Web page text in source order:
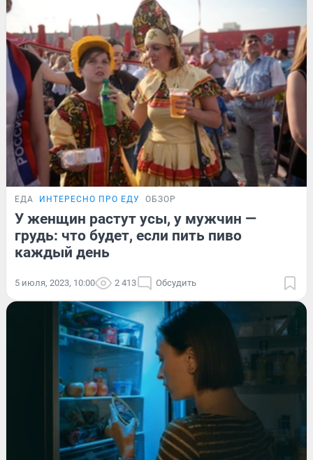
ЕДА ИНТЕРЕСНО ПРО ЕДУ ОБЗОР
У женщин растут усы, у мужчин —
грудь: что будет, если пить пиво
каждый день
5 июля, 2023, 10:00 2 413 Обсудить